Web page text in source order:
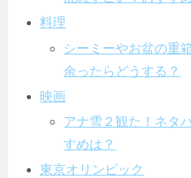
料理
シーミーやお盆の重
余ったらどうする？
映画
アナ雪２観た！ネタ
すめは？
東京オリンピック